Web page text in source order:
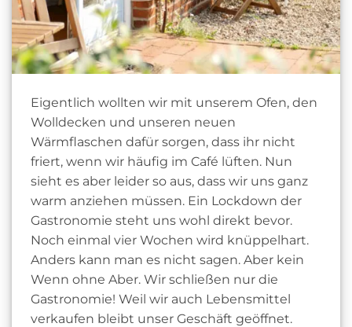
Eigentlich wollten wir mit unserem Ofen, den
Wolldecken und unseren neuen
Wärmflaschen dafür sorgen, dass ihr nicht
friert, wenn wir häufig im Café lüften. Nun
sieht es aber leider so aus, dass wir uns ganz
warm anziehen müssen. Ein Lockdown der
Gastronomie steht uns wohl direkt bevor.
Noch einmal vier Wochen wird knüppelhart.
Anders kann man es nicht sagen. Aber kein
Wenn ohne Aber. Wir schließen nur die
Gastronomie! Weil wir auch Lebensmittel
verkaufen bleibt unser Geschäft geöffnet.